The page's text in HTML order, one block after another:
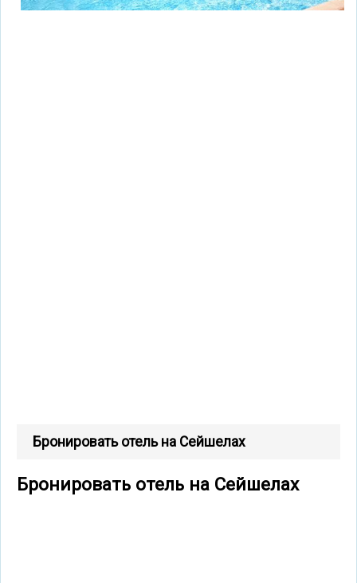
Бронировать отель на Сейшелах
Бронировать отель на Сейшелах